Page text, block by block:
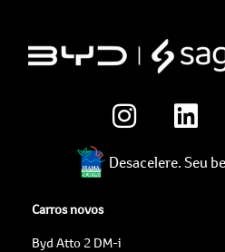
Desacelere. Seu
Carros novos
Byd Atto 2 DM-i